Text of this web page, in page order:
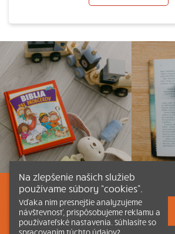
Listovať Obsah
Kontakt Tlačená verzia
Na zlepšenie našich služieb
používame súbory “cookies”.
Vďaka nim presnejšie analyzujeme
návštevnosť, prispôsobujeme reklamu a
používateľské nastavenia. Súhlasíte so
spracovaním týchto údajov?